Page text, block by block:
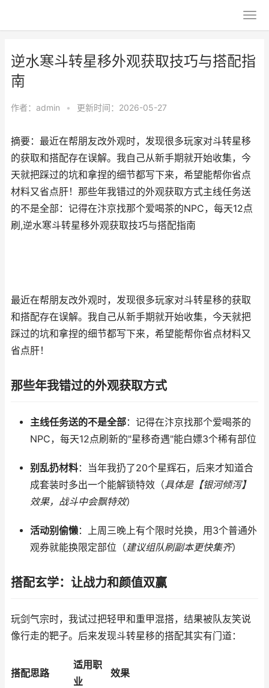
逆水寒斗转星移外观获取技巧与搭配指
南
作者： admin • 更新时间：2026-05-27
摘要：最近在帮朋友改外观时，发现很多玩家对斗转星移
的获取和搭配存在误解。我自己从新手期就开始收集，今
天就把踩过的坑和拿捏的细节都写下来，希望能帮你省点
材料又省点肝！那些年我错过的外观获取方式主线任务送
的不是全部：记得在汴京找那个爱喝茶的NPC，每天12点
刷,逆水寒斗转星移外观获取技巧与搭配指南
最近在帮朋友改外观时，发现很多玩家对斗转星移的获取
和搭配存在误解。我自己从新手期就开始收集，今天就把
踩过的坑和拿捏的细节都写下来，希望能帮你省点材料又
省点肝！
那些年我错过的外观获取方式
主线任务送的不是全部：记得在汴京找那个爱喝茶的
NPC，每天12点刷新的"星移奇遇"能白嫖3个稀有部位
别乱扔材料：当年我扔了20个星辉石，后来才知道合
成套装时多出一个能解锁特效（具体是【银河倾泻】
效果，战斗中会飘特效）
活动别偷懒：上周三晚上有个限时兑换，用3个普通外
观券就能换限定部位（建议组队刷副本更快集齐）
搭配玄学：让战力和颜值双赢
玩剑气宗时，我试过把轻甲和重甲混搭，结果被队友笑说
像行走的靶子。后来发现斗转星移的搭配其实有门道：
搭配思路
适用职
业
效果